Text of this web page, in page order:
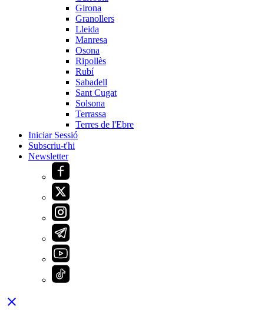
Girona
Granollers
Lleida
Manresa
Osona
Ripollès
Rubí
Sabadell
Sant Cugat
Solsona
Terrassa
Terres de l'Ebre
Iniciar Sessió
Subscriu-t'hi
Newsletter
close